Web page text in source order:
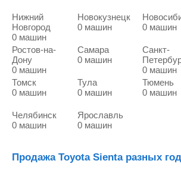
Нижний
Новгород
0 машин
Новокузнецк
0 машин
0 машин
Ростов-на-
Дону
0 машин
Самара
0 машин
Санкт-
0 машин
Томск
0 машин
Тула
0 машин
Тюмень
0 машин
Челябинск
0 машин
Ярославль
0 машин
Продажа Toyota Sienta разных